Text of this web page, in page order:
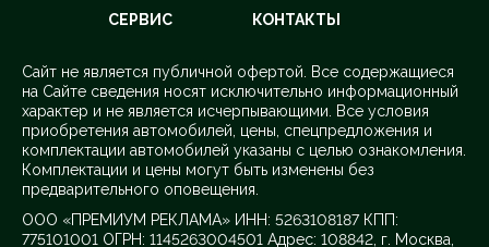
СЕРВИС
КОНТАКТЫ
Cайт не является публичной офертой. Все содержащиеся
на Сайте сведения носят исключительно информационный
характер и не является исчерпывающими. Все условия
приобретения автомобилей, цены, спецпредложения и
комплектации автомобилей указаны с целью ознакомления.
Комплектации и цены могут быть изменены без
предварительного оповещения.
ООО «ПРЕМИУМ РЕКЛАМА» ИНН: 5263108187 КПП:
775101001 ОГРН: 1145263004501 Адрес: 108842, г. Москва,